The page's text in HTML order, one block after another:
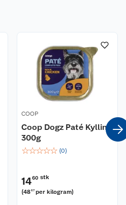
COOP
Coop Dogz Paté Kylling
300g
☆☆☆☆☆ (0)
1460 stk
(48 67 per kilogram)